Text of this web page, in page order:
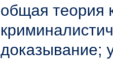
общая теория
доказывание;